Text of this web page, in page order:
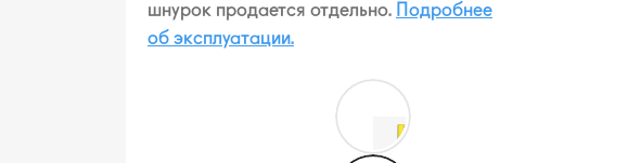
шнурок продается отдельно. Подробнее
об эксплуатации.